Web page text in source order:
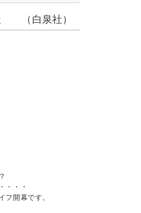
（白泉社）
・・・
開幕です。